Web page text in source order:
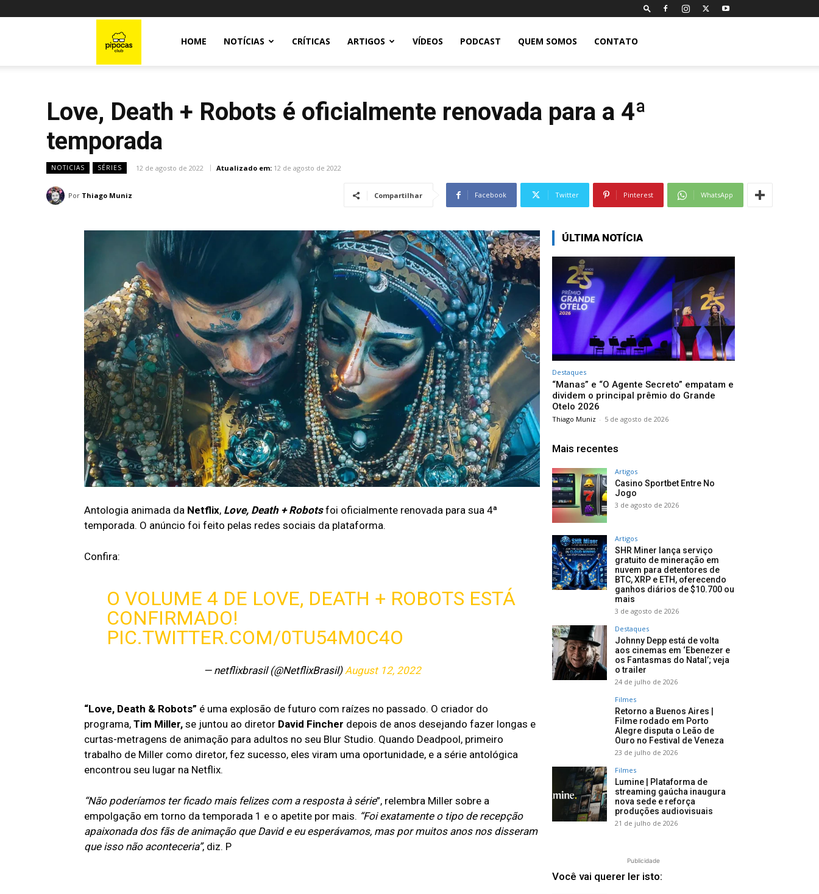
HOME NOTÍCIAS CRÍTICAS ARTIGOS VÍDEOS PODCAST QUEM SOMOS CONTATO
Love, Death + Robots é oficialmente renovada para a 4ª
temporada
NOTICIAS SÉRIES 12 de agosto de 2022 Atualizado em: 12 de agosto de 2022
Por Thiago Muniz Compartilhar Facebook Twitter Pinterest WhatsApp
Antologia animada da Netflix, Love, Death + Robotsfoi oficialmente renovada para sua 4ª
temporada. O anúncio foi feito pelas redes sociais da plataforma.
Confira:
O VOLUME 4 DE LOVE, DEATH + ROBOTS ESTÁ
CONFIRMADO!
PIC.TWITTER.COM/0TU54M0C4O
— netflixbrasil (@NetflixBrasil) August 12, 2022
“Love, Death & Robots” é uma explosão de futuro com raízes no passado. O criador do
programa, Tim Miller, se juntou ao diretor David Fincher depois de anos desejando fazer longas e
curtas-metragens de animação para adultos no seu Blur Studio. Quando Deadpool, primeiro
trabalho de Miller como diretor, fez sucesso, eles viram uma oportunidade, e a série antológica
encontrou seu lugar na Netflix.
“Não poderíamos ter ficado mais felizes com a resposta à série”, relembra Miller sobre a
empolgação em torno da temporada 1 e o apetite por mais. “Foi exatamente o tipo de recepção
apaixonada dos fãs de animação que David e eu esperávamos, mas por muitos anos nos disseram
que isso não aconteceria”, diz. P
ÚLTIMA NOTÍCIA
Destaques
“Manas” e “O Agente Secreto” empatam e
dividem o principal prêmio do Grande
Otelo 2026
Thiago Muniz - 5 de agosto de 2026
Mais recentes
Artigos
Casino Sportbet Entre No
Jogo
3 de agosto de 2026
Artigos
SHR Miner lança serviço
gratuito de mineração em
nuvem para detentores de
BTC, XRP e ETH, oferecendo
ganhos diários de $10.700 ou
mais
3 de agosto de 2026
Destaques
Johnny Depp está de volta
aos cinemas em ‘Ebenezer e
os Fantasmas do Natal’; veja
o trailer
24 de julho de 2026
Filmes
Retorno a Buenos Aires |
Filme rodado em Porto
Alegre disputa o Leão de
Ouro no Festival de Veneza
23 de julho de 2026
Filmes
Lumine | Plataforma de
streaming gaúcha inaugura
nova sede e reforça
produções audiovisuais
21 de julho de 2026
Publicidade
Você vai querer ler isto: